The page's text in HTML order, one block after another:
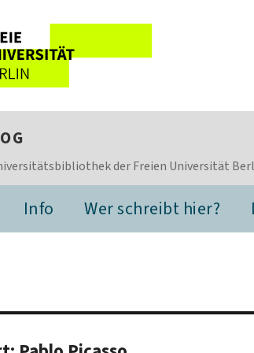
der Freien Universität
Info Wer schreibt hier?